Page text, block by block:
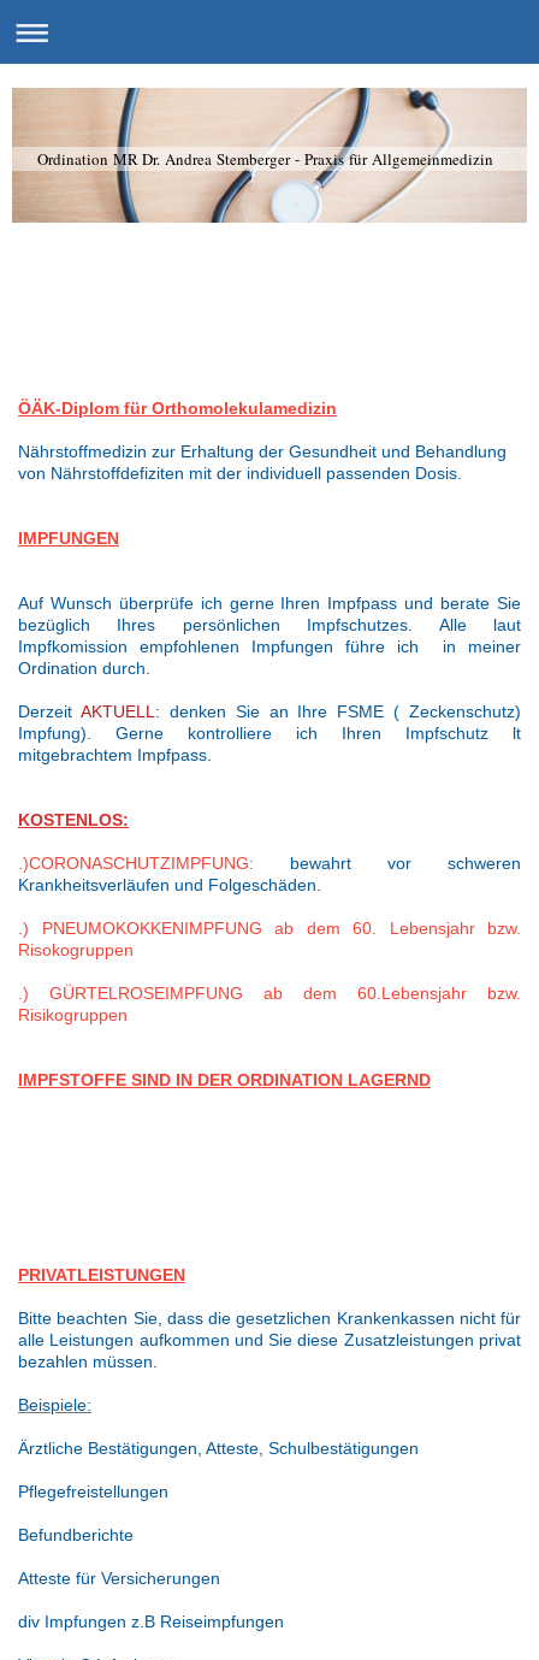
Ordination MR Dr. Andrea Stemberger - Praxis für Allgemeinmedizin
ÖÄK-Diplom für Orthomolekulamedizin
Nährstoffmedizin zur Erhaltung der Gesundheit und Behandlung
von Nährstoffdefiziten mit der individuell passenden Dosis.
IMPFUNGEN
Auf Wunsch überprüfe ich gerne Ihren Impfpass und berate Sie
bezüglich Ihres persönlichen Impfschutzes. Alle laut
Impfkomission empfohlenen Impfungen führe ich in meiner
Ordination durch.
Derzeit AKTUELL : denken Sie an Ihre FSME ( Zeckenschutz)
Impfung). Gerne kontrolliere ich Ihren Impfschutz lt
mitgebrachtem Impfpass.
KOSTENLOS:
.)CORONASCHUTZIMPFUNG: bewahrt vor schweren
Krankheitsverläufen und Folgeschäden.
.) PNEUMOKOKKENIMPFUNG ab dem 60. Lebensjahr bzw.
Risokogruppen
.) GÜRTELROSEIMPFUNG ab dem 60.Lebensjahr bzw.
Risikogruppen
IMPFSTOFFE SIND IN DER ORDINATION LAGERND
PRIVATLEISTUNGEN
Bitte beachten Sie, dass die gesetzlichen Krankenkassen nicht für
alle Leistungen aufkommen und Sie diese Zusatzleistungen privat
bezahlen müssen.
Beispiele:
Ärztliche Bestätigungen, Atteste, Schulbestätigungen
Pflegefreistellungen
Befundberichte
Atteste für Versicherungen
div Impfungen z.B Reiseimpfungen